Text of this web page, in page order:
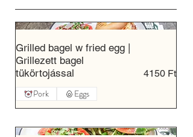
Grilled bagel w fried egg |
Grillezett bagel
tükörtojással
4150 Ft
Pork Eggs